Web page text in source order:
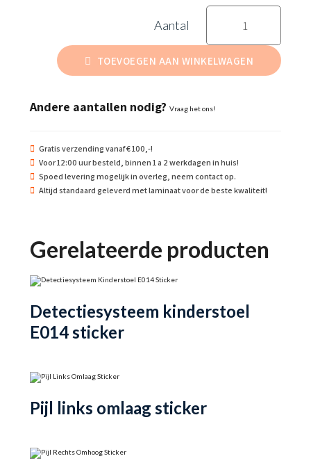
verzamelpunt
E007
sticker
TOEVOEGEN AAN WINKELWAGEN
Andere aantallen nodig? Vraag het ons!
Gratis verzending vanaf € 100,-!
Voor 12:00 uur besteld, binnen 1 a 2 werkdagen in huis!
Spoed levering mogelijk in overleg, neem contact op.
Altijd standaard geleverd met laminaat voor de beste kwaliteit!
Gerelateerde producten
Detectiesysteem kinderstoel
E014 sticker
Pijl links omlaag sticker